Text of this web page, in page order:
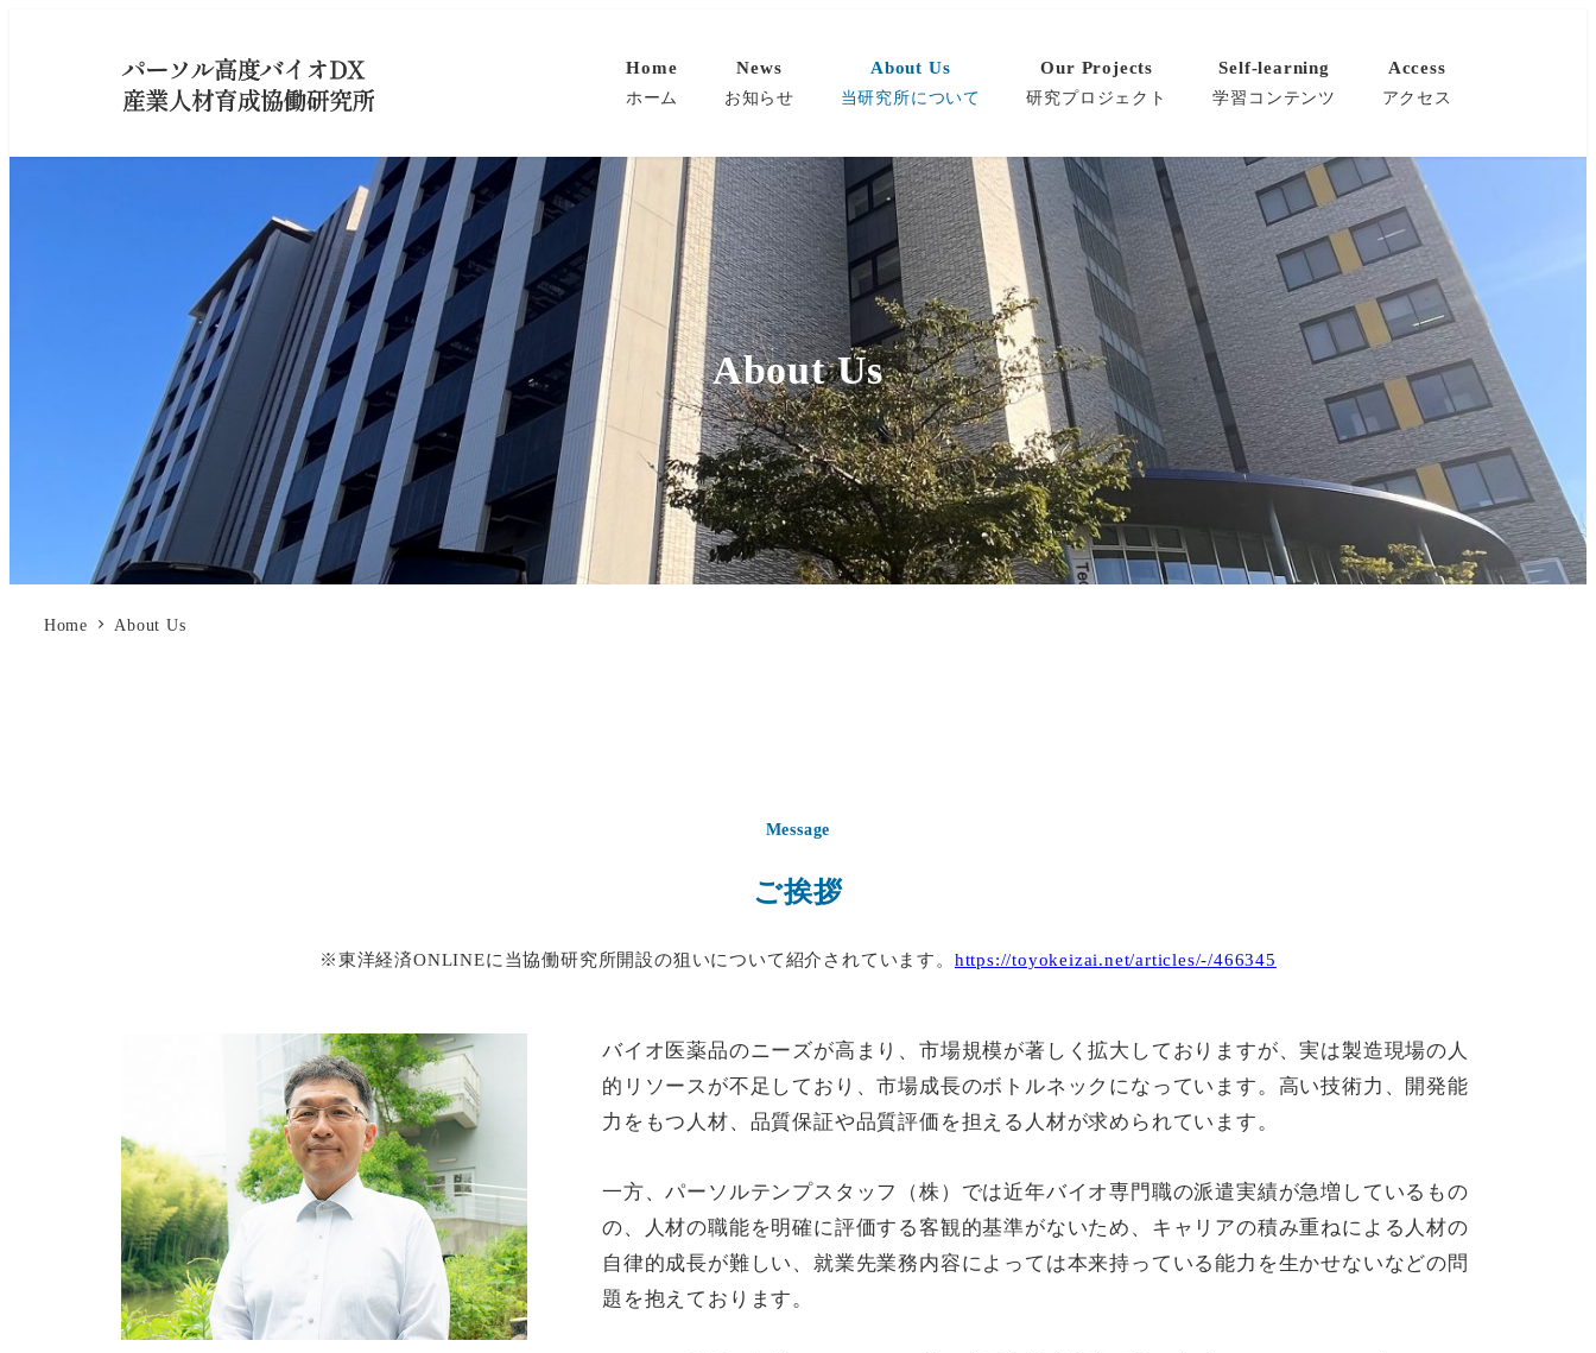
Home
ホーム
News
お知らせ
About Us
当研究所について
Our Projects
研究プロジェクト
Self-learning
学習コンテンツ
Access
アクセス
About Us
Home About Us
Message
ご挨拶
※東洋経済ONLINEに当協働研究所開設の狙いについて紹介されています。 https://toyokeizai.net/articles/-/466345
バイオ医薬品のニーズが高まり、市場規模が著しく拡大しておりますが、実は製造現場の人
的リソースが不足しており、市場成長のボトルネックになっています。高い技術力、開発能
力をもつ人材、品質保証や品質評価を担える人材が求められています。
一方、パーソルテンプスタッフ（株）では近年バイオ専門職の派遣実績が急増しているもの
の、人材の職能を明確に評価する客観的基準がないため、キャリアの積み重ねによる人材の
自律的成長が難しい、就業先業務内容によっては本来持っている能力を生かせないなどの問
題を抱えております。